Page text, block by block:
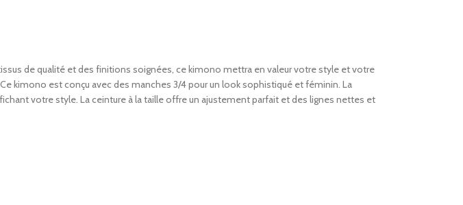
de qualité et des finitions soignées, ce kimono mettra en valeur votre style et votre
kimono est conçu avec des manches 3/4 pour un look sophistiqué et féminin. La
votre style. La ceinture à la taille offre un ajustement parfait et des lignes nettes et